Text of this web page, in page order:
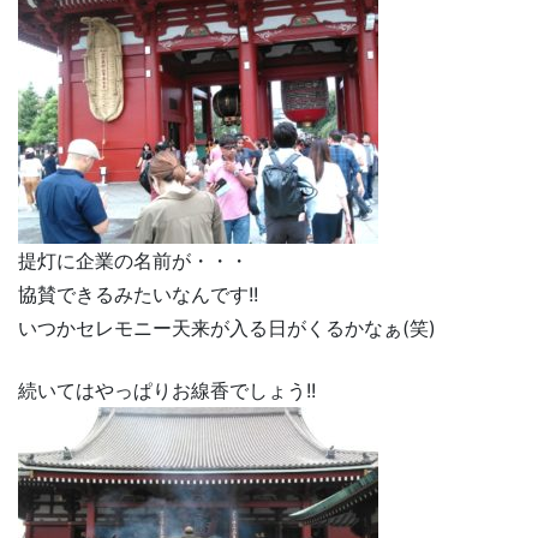
提灯に企業の名前が・・・
協賛できるみたいなんです!!
いつかセレモニー天来が入る日がくるかなぁ(笑)
続いてはやっぱりお線香でしょう!!